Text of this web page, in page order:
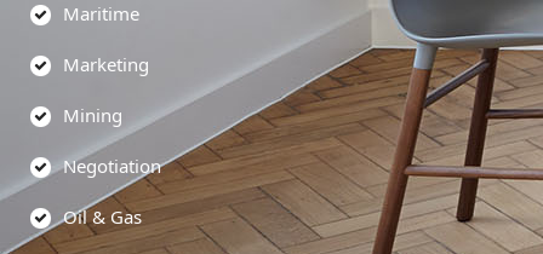
Maritime
Marketing
Mining
Negotiation
Oil & Gas